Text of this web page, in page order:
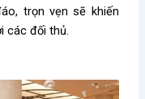
trọn vẹn sẽ khiến
các đối thủ.